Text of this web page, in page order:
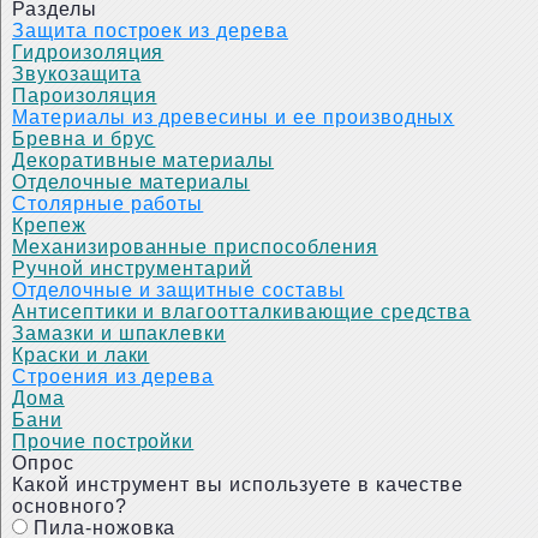
Разделы
Защита построек из дерева
Гидроизоляция
Звукозащита
Пароизоляция
Материалы из древесины и ее производных
Бревна и брус
Декоративные материалы
Отделочные материалы
Столярные работы
Крепеж
Механизированные приспособления
Ручной инструментарий
Отделочные и защитные составы
Антисептики и влагоотталкивающие средства
Замазки и шпаклевки
Краски и лаки
Строения из дерева
Дома
Бани
Прочие постройки
Опрос
Какой инструмент вы используете в качестве
основного?
Пила-ножовка